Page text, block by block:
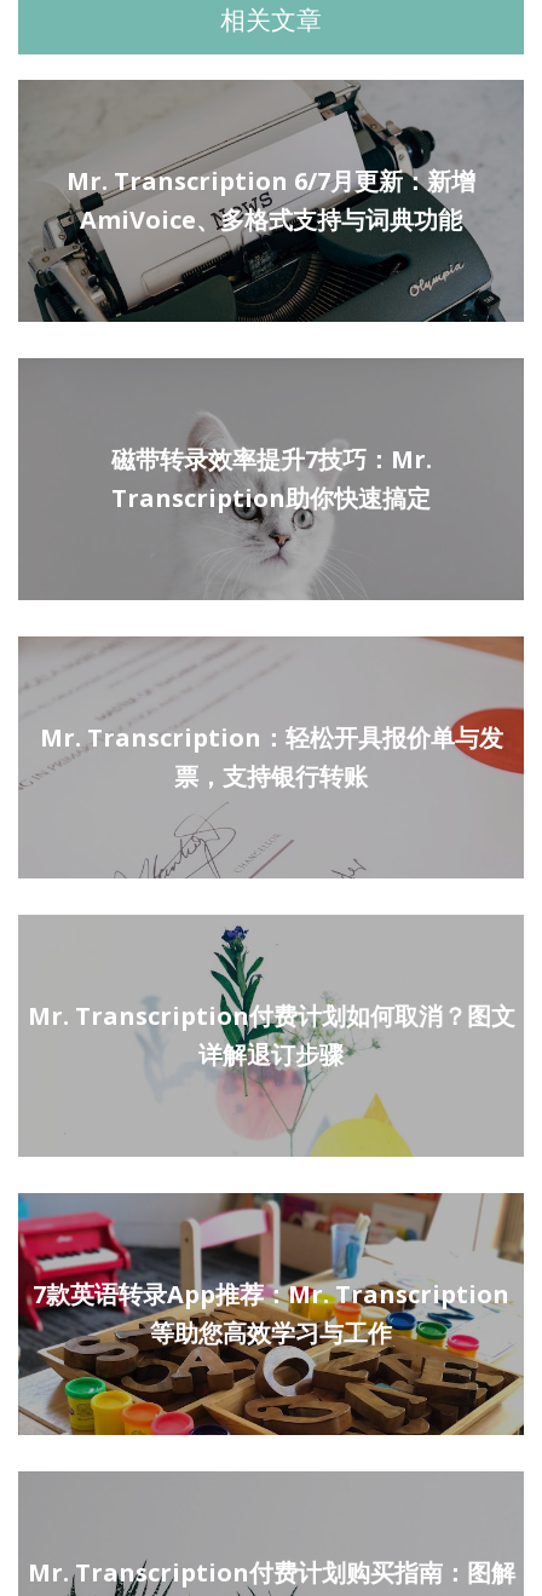
相关文章
Mr. Transcription 6/7月更新：新增
AmiVoice、多格式支持与词典功能
磁带转录效率提升7技巧：Mr.
Transcription助你快速搞定
Mr. Transcription：轻松开具报价单与发
票，支持银行转账
Mr. Transcription付费计划如何取消？图文
详解退订步骤
7款英语转录App推荐：Mr. Transcription
等助您高效学习与工作
Mr. Transcription付费计划购买指南：图解